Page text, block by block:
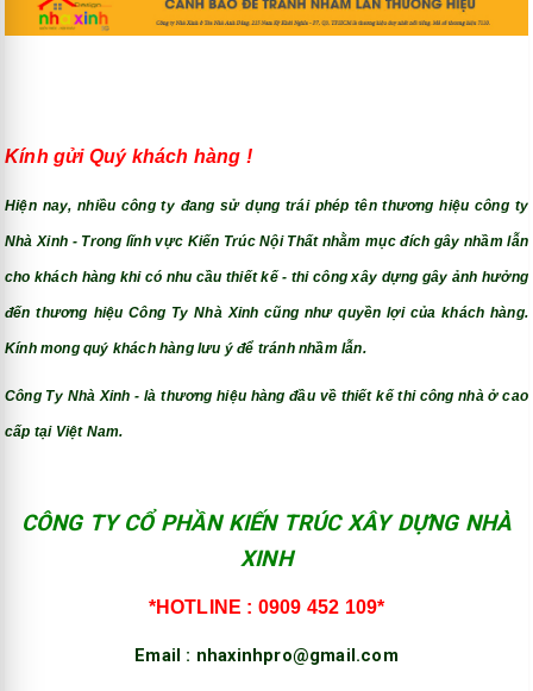
Kính gửi Quý khách hàng !
Hiện nay, nhiều công ty đang sử dụng trái phép tên thương hiệu công ty
Nhà Xinh - Trong lĩnh vực Kiến Trúc Nội Thất nhằm mục đích gây nhầm lẫn
cho khách hàng khi có nhu cầu thiết kế - thi công xây dựng gây ảnh hưởng
đến thương hiệu Công Ty Nhà Xinh cũng như quyền lợi của khách hàng.
Kính mong quý khách hàng lưu ý để tránh nhầm lẫn.
Công Ty Nhà Xinh - là thương hiệu hàng đầu về thiết kế thi công nhà ở cao
cấp tại Việt Nam.
CÔNG TY CỔ PHẦN KIẾN TRÚC XÂY DỰNG NHÀ
XINH
*HOTLINE : 0909 452 109*
Email : nhaxinhpro@gmail.com